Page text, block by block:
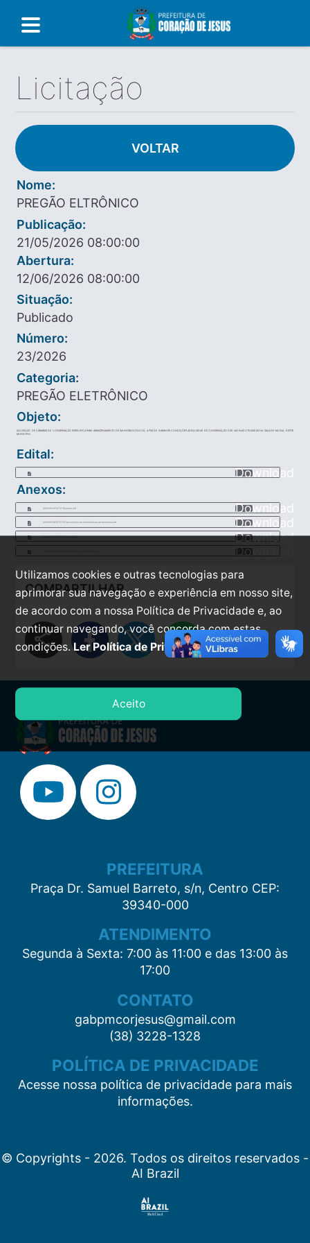
Licitação
VOLTAR
Nome:
PREGÃO ELTRÔNICO
Publicação:
21/05/2026 08:00:00
Abertura:
12/06/2026 08:00:00
Situação:
Publicado
Número:
23/2026
Categoria:
PREGÃO ELETRÔNICO
Objeto:
AQUISIÇÃO DE CÂMARAS DE CONSERVAÇÃO ESPECIFICA PARA ARMAZENAMENTO DE IMUNOBIOLÓGICOS, A FIM DE GARANTIR CONDIÇÕES ADEQUADAS DE CONSERVAÇÃO DAS VACINAS UTILIZADAS NA SALA DE VACINA, DESTE
MUNICIPIO.
Edital:
Download
Anexos:
2026-05-26-07-57-18-edital.pdf Download
2026-05-26-07-57-52-documento-de-formalizacao-de-demanda.pdf Download
2026-05-26-07-57-54-edital.pdf Download
Download
COMPARTILHAR
share
PREFEITURA
Praça Dr. Samuel Barreto, s/n, Centro CEP:
39340-000
ATENDIMENTO
Segunda à Sexta: 7:00 às 11:00 e das 13:00 às
17:00
CONTATO
gabpmcorjesus@gmail.com
(38) 3228-1328
POLÍTICA DE PRIVACIDADE
Acesse nossa política de privacidade para mais
informações.
© Copyrights - 2026. Todos os direitos reservados -
AI Brazil
Utilizamos cookies e outras tecnologias para
aprimorar sua navegação e experiência em nosso site,
de acordo com a nossa Política de Privacidade e, ao
continuar navegando, você concorda com estas
condições.Ler Política de Privacidade.
Aceito